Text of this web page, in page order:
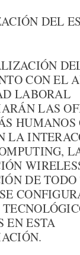
DEL
CON EL
LABORAL
LAS
HUMANOS
LA
DE
EN ESTA